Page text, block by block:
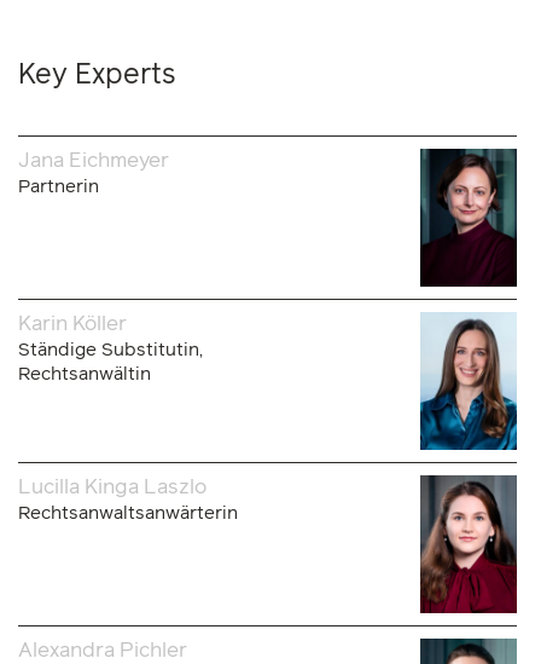
Key Experts
Jana Eichmeyer
Partnerin
Karin Köller
Ständige Substitutin,
Rechtsanwältin
Lucilla Kinga Laszlo
Rechtsanwaltsanwärterin
Alexandra Pichler